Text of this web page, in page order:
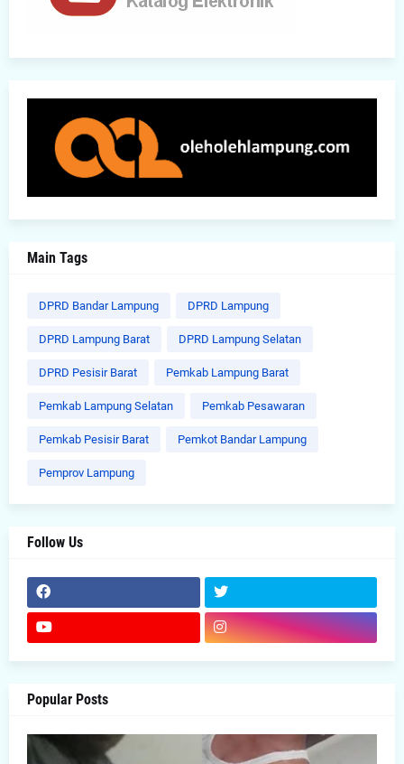
Main Tags
DPRD Bandar Lampung DPRD Lampung
DPRD Lampung Barat DPRD Lampung Selatan
DPRD Pesisir Barat Pemkab Lampung Barat
Pemkab Lampung Selatan Pemkab Pesawaran
Pemkab Pesisir Barat Pemkot Bandar Lampung
Pemprov Lampung
Follow Us
Popular Posts